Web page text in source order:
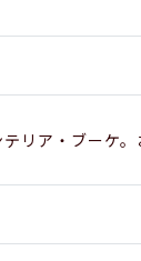
リア・ブーケ